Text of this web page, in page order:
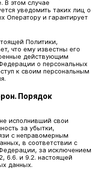
В этом случае
уведомить таких лиц о
Оператору и гарантирует
Политики,
что ему известны его
действующим
о персональных
к своим персональным
Порядок
свои
за убытки,
с неправомерным
в соответствии с
за исключением
6.6. и 9.2. настоящей
данных.